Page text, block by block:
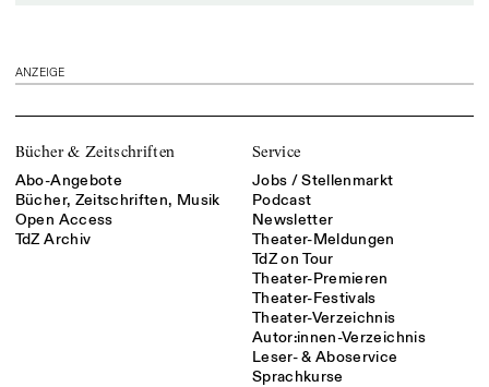
ANZEIGE
Bücher & Zeitschriften
Abo-Angebote
Bücher, Zeitschriften, Musik
Open Access
TdZ Archiv
Service
Jobs / Stellenmarkt
Podcast
Newsletter
Theater-Meldungen
TdZ on Tour
Theater-Premieren
Theater-Festivals
Theater-Verzeichnis
Autor:innen-Verzeichnis
Leser- & Aboservice
Sprachkurse